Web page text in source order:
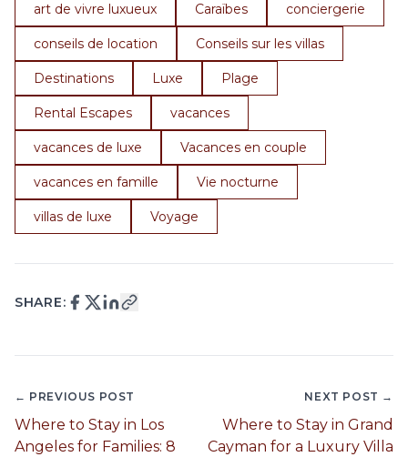
art de vivre luxueux Caraïbes conciergerie
conseils de location Conseils sur les villas
Destinations Luxe Plage
Rental Escapes vacances
vacances de luxe Vacances en couple
vacances en famille Vie nocturne
villas de luxe Voyage
SHARE:
← PREVIOUS POST
Where to Stay in Los
Angeles for Families: 8
NEXT POST →
Where to Stay in Grand
Cayman for a Luxury Villa